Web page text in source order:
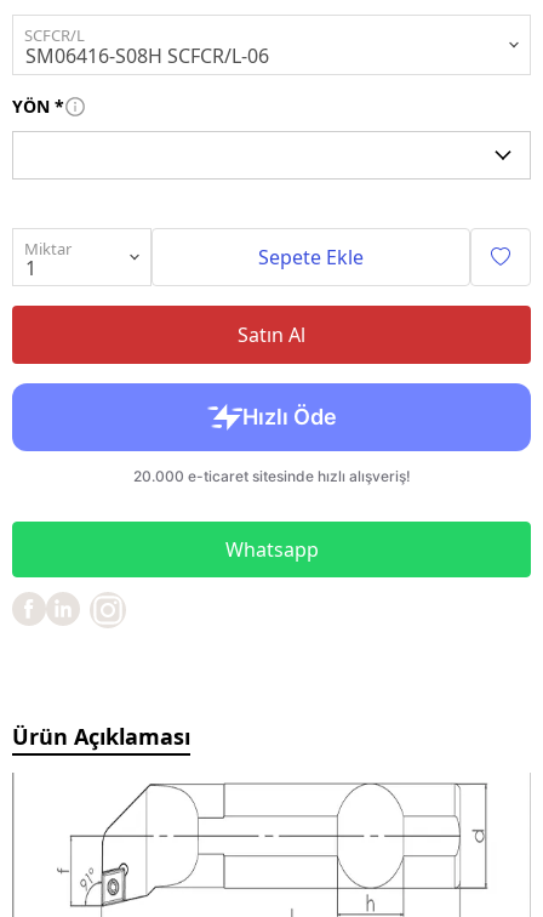
SCFCR/L
YÖN *
Miktar Sepete Ekle
Satın Al
Whatsapp
Ürün Açıklaması